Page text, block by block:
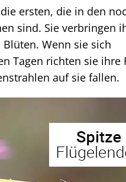
ersten, die in den
sind. Sie verbringen
Wenn sie sich
Tagen richten sie ihre
auf sie fallen.